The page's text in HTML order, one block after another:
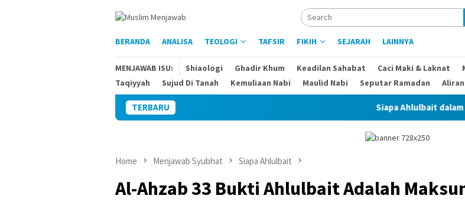
BERANDA ANALISA TEOLOGI TAFSIR FIKIH SEJARAH LAINNYA
MENJAWAB ISU: Shiaologi Ghadir Khum Keadilan Sahabat Caci Maki & Laknat
Taqiyyah
Sujud Di Tanah Kemuliaan Nabi Maulid Nabi Seputar Ramadan Aliran
TERBARU Siapa Ahlulbait dalam Riwayat
Home Menjawab Syubhat Siapa Ahlulbait
Al-Ahzab 33 Bukti Ahlulbait Adalah